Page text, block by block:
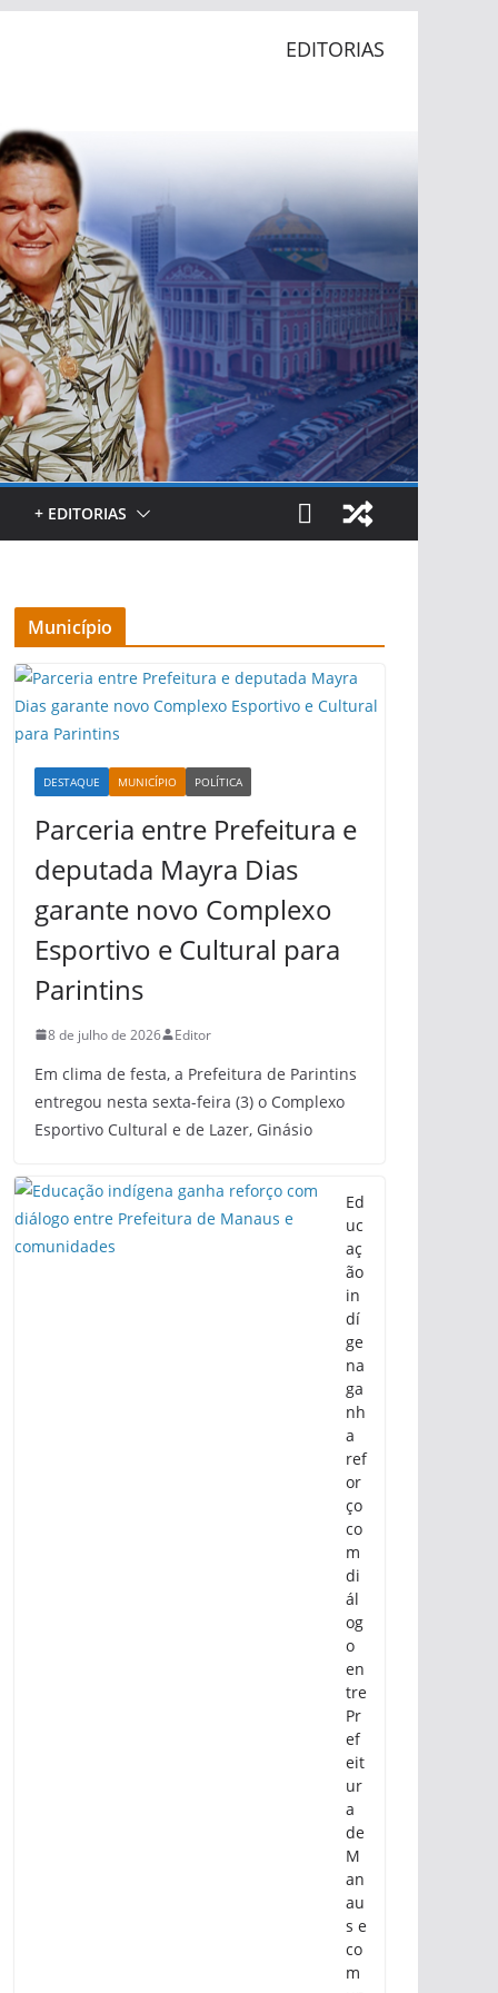
EDITORIAS
+ EDITORIAS
Município
DESTAQUE MUNICÍPIO POLÍTICA
Parceria entre Prefeitura e
deputada Mayra Dias
garante novo Complexo
Esportivo e Cultural para
Parintins
8 de julho de 2026 Editor
Em clima de festa, a Prefeitura de Parintins
entregou nesta sexta-feira (3) o Complexo
Esportivo Cultural e de Lazer, Ginásio
Ed
uc
aç
ão
in
dí
ge
na
ga
nh
a
ref
or
ço
co
m
di
ál
og
o
en
tre
Pr
ef
eit
ur
a
de
M
an
au
s e
co
m